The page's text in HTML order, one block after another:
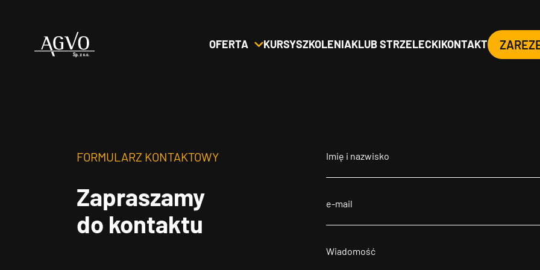
Header
OFERTA KURSYSZKOLENIAKLUB STRZELECKIKONTAKT
FORMULARZ KONTAKTOWY
Zapraszamy
do kontaktu